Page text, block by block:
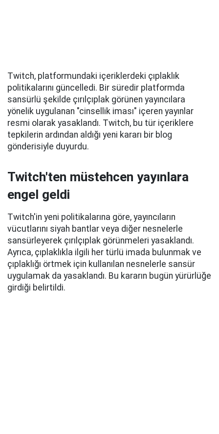
Twitch, platformundaki içeriklerdeki çıplaklık
politikalarını güncelledi. Bir süredir platformda
sansürlü şekilde çırılçıplak görünen yayıncılara
yönelik uygulanan "cinsellik iması" içeren yayınlar
resmi olarak yasaklandı. Twitch, bu tür içeriklere
tepkilerin ardından aldığı yeni kararı bir blog
gönderisiyle duyurdu.
Twitch'ten müstehcen yayınlara
engel geldi
Twitch'in yeni politikalarına göre, yayıncıların
vücutlarını siyah bantlar veya diğer nesnelerle
sansürleyerek çırılçıplak görünmeleri yasaklandı.
Ayrıca, çıplaklıkla ilgili her türlü imada bulunmak ve
çıplaklığı örtmek için kullanılan nesnelerle sansür
uygulamak da yasaklandı. Bu kararın bugün yürürlüğe
girdiği belirtildi.